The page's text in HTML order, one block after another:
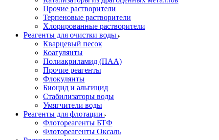
Прочие растворители
Терпеновые растворители
Хлорированные растворители
Реагенты для очистки воды
Кварцевый песок
Коагулянты
Полиакриламид (ПАА)
Прочие реагенты
Флокулянты
Биоцид и альгицид
Стабилизаторы воды
Умягчители воды
Реагенты для флотации
Флотореагенты БТФ
Флотореагенты Оксаль